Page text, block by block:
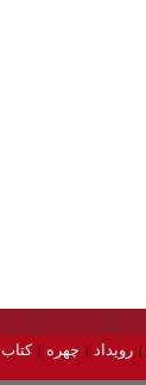
رویداد چهره کتاب